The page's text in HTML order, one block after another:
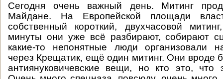
Сегодня очень важный день. Митинг
Майдане. На Европейской площади
собственный короткий, двухчасовой
минуты они уже всё разбирают, собирают
какие-то непонятные люди организовали
через Крещатик, ещё один митинг. Они вроде
антиянуковичевские вещи, но кто это,